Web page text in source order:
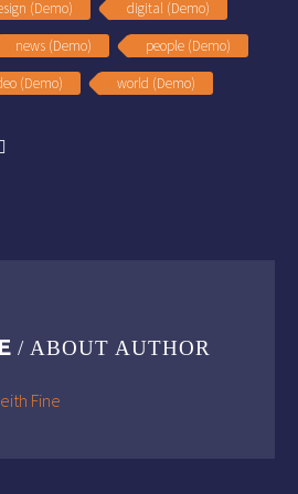
(Demo)
digital (Demo)
news (Demo)
people (Demo)
(Demo) world (Demo)
/ ABOUT AUTHOR
Fine